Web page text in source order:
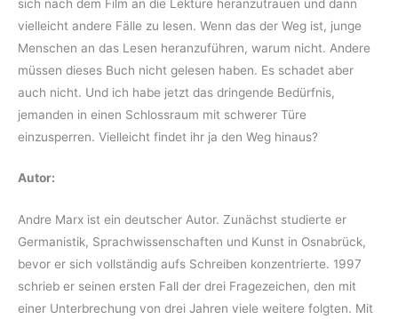
sich nach dem Film an die Lektüre heranzutrauen und dann
vielleicht andere Fälle zu lesen. Wenn das der Weg ist, junge
Menschen an das Lesen heranzuführen, warum nicht. Andere
müssen dieses Buch nicht gelesen haben. Es schadet aber
auch nicht. Und ich habe jetzt das dringende Bedürfnis,
jemanden in einen Schlossraum mit schwerer Türe
einzusperren. Vielleicht findet ihr ja den Weg hinaus?
Autor:
Andre Marx ist ein deutscher Autor. Zunächst studierte er
Germanistik, Sprachwissenschaften und Kunst in Osnabrück,
bevor er sich vollständig aufs Schreiben konzentrierte. 1997
schrieb er seinen ersten Fall der drei Fragezeichen, den mit
einer Unterbrechung von drei Jahren viele weitere folgten. Mit